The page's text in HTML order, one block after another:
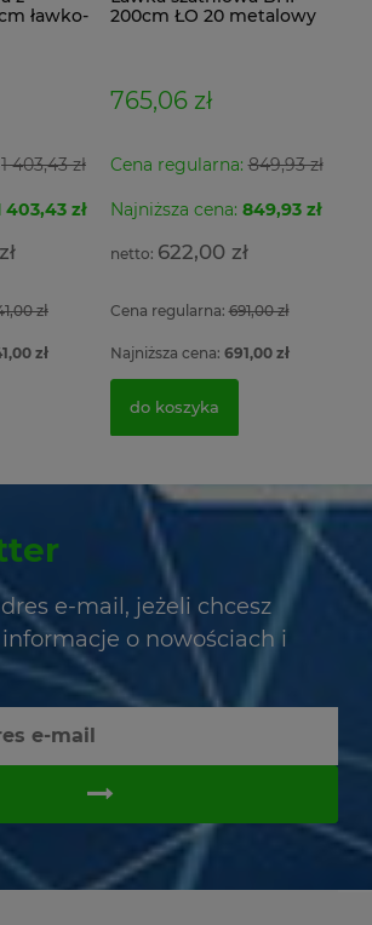
ławko-
1 403,43 zł
403,43 zł
zł
zł
200cm ŁO 20 metalowy
765,06 zł
Cena regularna:849,93 zł
Najniższa cena: 849,93 zł
622,00 zł
Cena regularna:691,00 zł
Najniższa cena: 691,00 zł
do koszyka
e-mail, jeżeli chcesz
o nowościach i